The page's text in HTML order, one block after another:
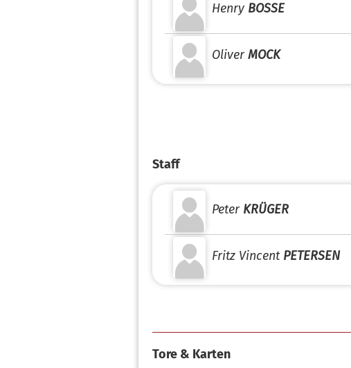
Henry BOSSE
Oliver MOCK
Staff
Peter KRÜGER
Fritz Vincent PETERSEN
Tore & Karten